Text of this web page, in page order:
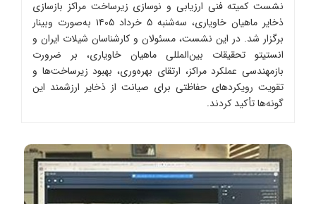
نشست کمیته فنی ارزیابی و نوسازی زیرساخت مراکز بازسازی
ذخایر ماهیان خاویاری، سه‌شنبه ۵ خرداد ۱۴۰۵ به‌صورت وبینار
برگزار شد. در این نشست، مسئولان و کارشناسان شیلات ایران و
انستیتو تحقیقات بین‌المللی ماهیان خاویاری، بر ضرورت
بازمهندسی عملکرد مراکز، ارتقای بهره‌وری، بهبود زیرساخت‌ها و
تقویت رویکردهای حفاظتی برای صیانت از ذخایر ارزشمند این
گونه‌ها تأکید کردند.